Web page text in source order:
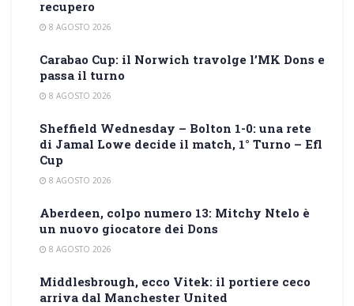
recupero
8 AGOSTO 2026
Carabao Cup: il Norwich travolge l’MK Dons e
passa il turno
8 AGOSTO 2026
Sheffield Wednesday – Bolton 1-0: una rete
di Jamal Lowe decide il match, 1° Turno – Efl
Cup
8 AGOSTO 2026
Aberdeen, colpo numero 13: Mitchy Ntelo è
un nuovo giocatore dei Dons
8 AGOSTO 2026
Middlesbrough, ecco Vitek: il portiere ceco
arriva dal Manchester United